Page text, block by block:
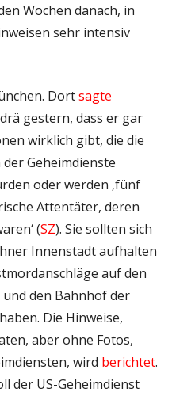
Wochen danach, in
sehr intensiv
Dortsagte
gestern, dass er gar
wirklich gibt, die die
Geheimdienste
oder werden ‚fünf
Attentäter, deren
(SZ). Sie sollten sich
Innenstadt aufhalten
auf den
den Bahnhof der
Die Hinweise,
aber ohne Fotos,
wird berichtet.
der US-Geheimdienst